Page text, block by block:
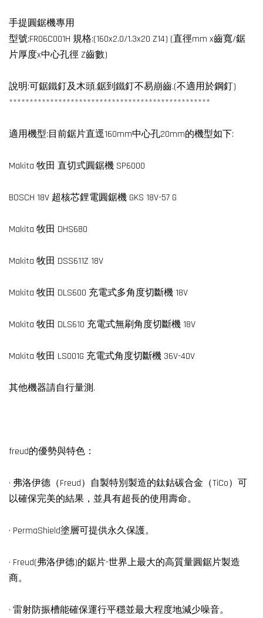
手提圓鋸機專用
型號:FR06C001H 規格:(160x2.0/1.3x20 Z14) (直徑mm x齒寬/鋸
片厚度x中心孔徑 Z齒數)
說明:可鋸鐵釘及木頭,鋸到鐵釘不易崩齒.(不適用於鋼釘)
*************************************************
適用機型:目前鋸片直逕160mm中心孔20mm的機型如下:
Makita 牧田 直切式圓鋸機 SP6000
BOSCH 18V 超核芯鋰電圓鋸機 GKS 18V-57 G
Makita 牧田 DHS680
Makita 牧田 DSS611Z 18V
Makita 牧田 DLS600 充電式多角度切斷機 18V
Makita 牧田 DLS610 充電式無刷角度切斷機 18V
Makita 牧田 LS001G 充電式角度切斷機 36V-40V
其他機器請自行量測.
freud的優勢與特色：
· 弗洛伊德（Freud）自製特別製造的鈦鈷碳合金（TiCo）可
以確保完美的結果，並具有超長的使用壽命。
· PermaShield塗層可提供永久保護。
· Freud(弗洛伊德)的鋸片-世界上最大的高質量圓鋸片製造
商。
· 雷射防振槽能確保運行平穩並最大程度地減少噪音。